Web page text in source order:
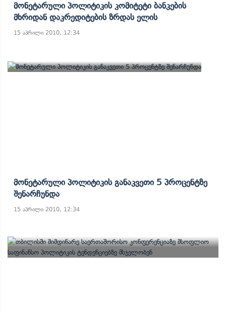
Მონეტარული Პოლიტიკის Კომიტეტი Ბანკების
Მხრიდან Დაკრედიტების Ზრდას Ელის
15 აპრილი 2010, 12:34
Მონეტარული Პოლიტიკის Განაკვეთი 5 Პროცენტზე
Შენარჩუნდა
15 აპრილი 2010, 12:34